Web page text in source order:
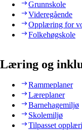
Grunnskole
Videregående
Opplæring for
Folkehøgskole
Læring og
Rammeplaner
Læreplaner
Barnehagemiljø
Skolemiljø
Tilpasset